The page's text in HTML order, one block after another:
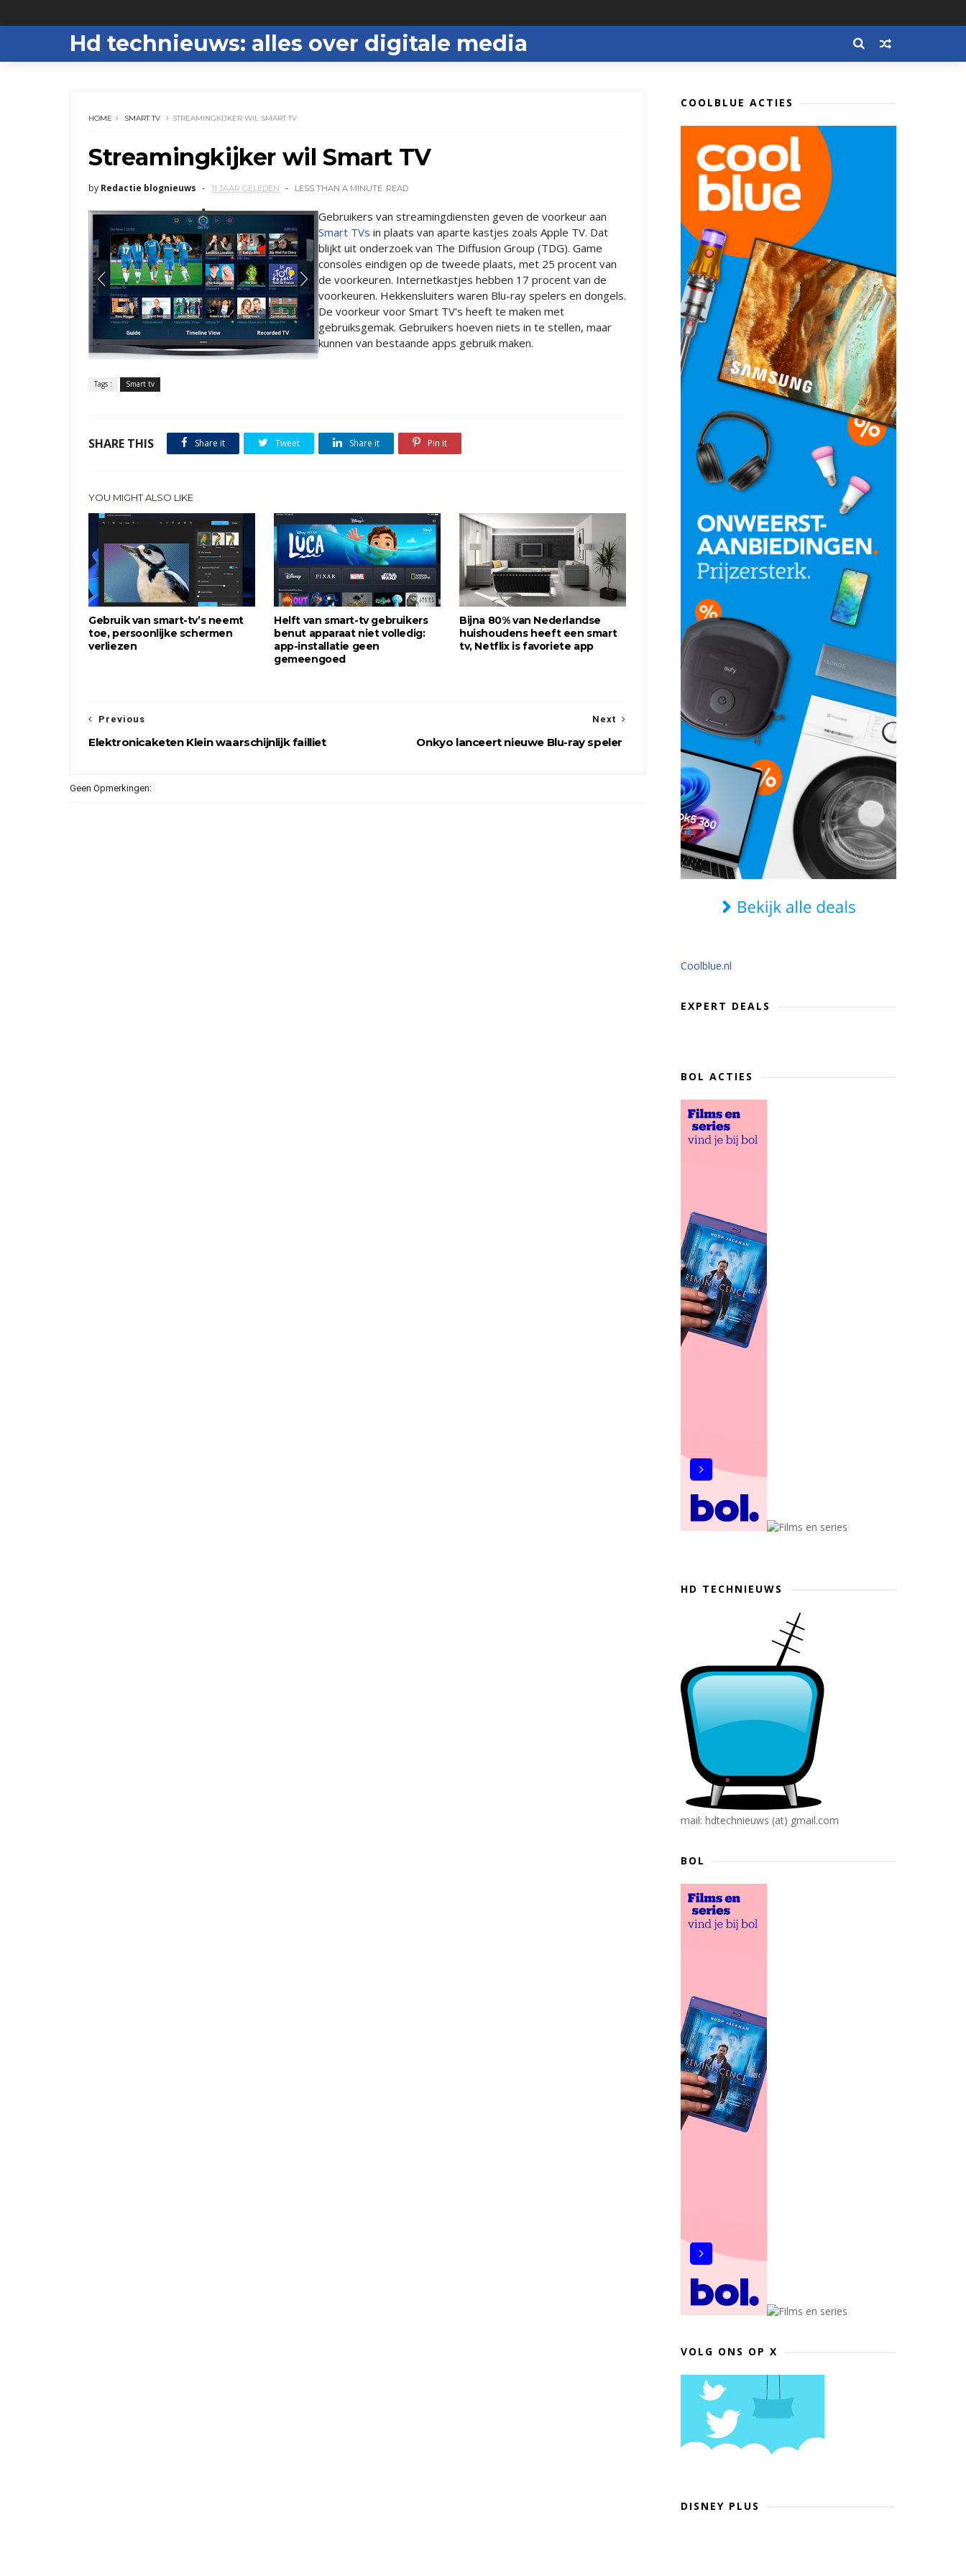
Hd technieuws: alles over digitale media
HOME SMART TV STREAMINGKIJKER WIL SMART TV
Streamingkijker wil Smart TV
by Redactie blognieuws 11 JAAR GELEDEN LESS THAN A MINUTE READ
Gebruikers van streamingdiensten geven de voorkeur aan
Smart TVs in plaats van aparte kastjes zoals Apple TV. Dat
blijkt uit onderzoek van The Diffusion Group (TDG). Game
consoles eindigen op de tweede plaats, met 25 procent van
de voorkeuren. Internetkastjes hebben 17 procent van de
voorkeuren. Hekkensluiters waren Blu-ray spelers en dongels.
De voorkeur voor Smart TV's heeft te maken met
gebruiksgemak. Gebruikers hoeven niets in te stellen, maar
kunnen van bestaande apps gebruik maken.
Tags : Smart tv
SHARE THIS Share it Tweet Share it Pin it
YOU MIGHT ALSO LIKE
Gebruik van smart-tv’s neemt
toe, persoonlijke schermen
verliezen
Helft van smart-tv gebruikers
benut apparaat niet volledig:
app-installatie geen
gemeengoed
Bijna 80% van Nederlandse
huishoudens heeft een smart
tv, Netflix is favoriete app
Next
Onkyo lanceert nieuwe Blu-ray speler
Previous
Elektronicaketen Klein waarschijnlijk failliet
Geen Opmerkingen:
COOLBLUE ACTIES
Coolblue.nl
EXPERT DEALS
BOL ACTIES
HD TECHNIEUWS
mail: hdtechnieuws (at) gmail.com
BOL
VOLG ONS OP X
DISNEY PLUS